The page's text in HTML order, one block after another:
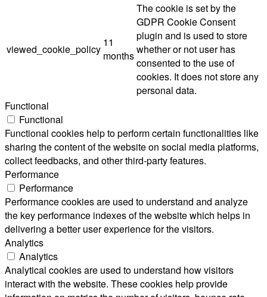
viewed_cookie_policy
11
months
The cookie is set by the
GDPR Cookie Consent
plugin and is used to store
whether or not user has
consented to the use of
cookies. It does not store any
personal data.
Functional
Functional
Functional cookies help to perform certain functionalities like
sharing the content of the website on social media platforms,
collect feedbacks, and other third-party features.
Performance
Performance
Performance cookies are used to understand and analyze
the key performance indexes of the website which helps in
delivering a better user experience for the visitors.
Analytics
Analytics
Analytical cookies are used to understand how visitors
interact with the website. These cookies help provide